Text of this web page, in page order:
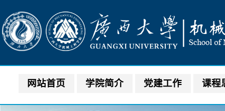
网站首页 学院简介 党建工作 课程